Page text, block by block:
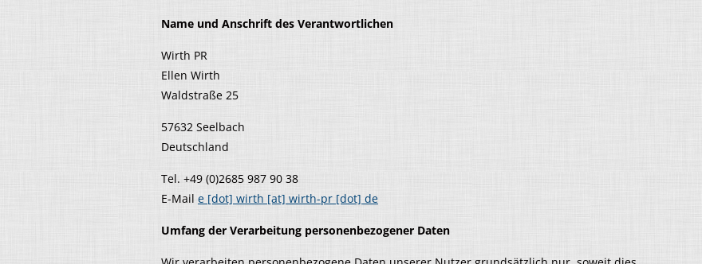
Name und Anschrift des Verantwortlichen
Wirth PR
Ellen Wirth
Waldstraße 25
57632 Seelbach
Deutschland
Tel. +49 (0)2685 987 90 38
E-Mail e [dot] wirth [at] wirth-pr [dot] de
Umfang der Verarbeitung personenbezogener Daten